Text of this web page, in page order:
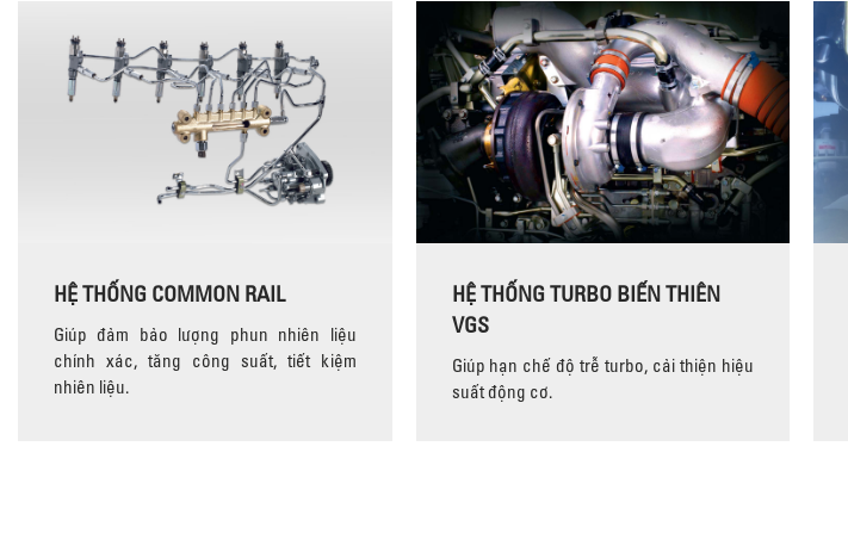
HỆ THỐNG COMMON RAIL
Giúp đảm bảo lượng phun nhiên liệu
chính xác, tăng công suất, tiết kiệm
nhiên liệu.
HỆ THỐNG TURBO BIẾN THIÊN
VGS
Giúp hạn chế độ trễ turbo, cải thiện hiệu
suất động cơ.